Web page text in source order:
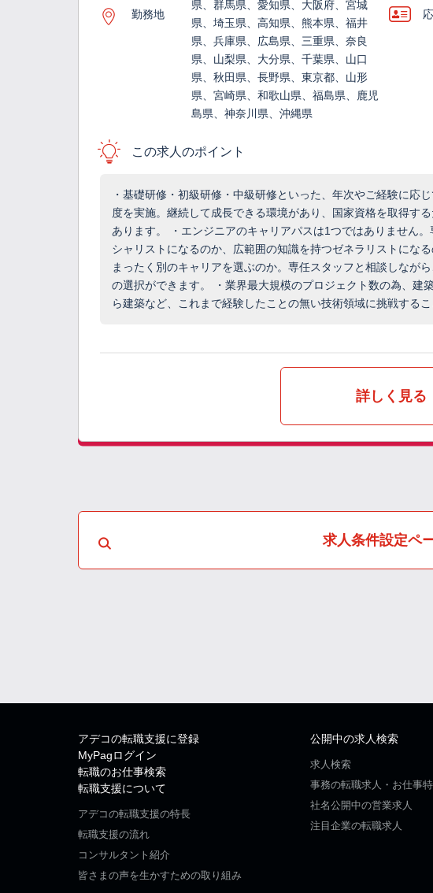
勤務地
県、群馬県、愛知県、大阪府、宮城
県、埼玉県、高知県、熊本県、福井
県、兵庫県、広島県、三重県、奈良
県、山梨県、大分県、千葉県、山口
県、秋田県、長野県、東京都、山形
県、宮崎県、和歌山県、福島県、鹿児
島県、神奈川県、沖縄県
この求人のポイント
・基礎研修・初級研修・中級研修といった、年次やご経験に応
度を実施。継続して成長できる環境があり、国家資格を取得す
あります。 ・エンジニアのキャリアパスは1つではありません
シャリストになるのか、広範囲の知識を持つゼネラリストになる
まったく別のキャリアを選ぶのか。専任スタッフと相談しなが
の選択ができます。 ・業界最大規模のプロジェクト数の為、建
ら建築など、これまで経験したことの無い技術領域に挑戦するこ
詳しく見る
求人条件設定ペ
アデコの転職支援に登録
MyPagログイン
転職のお仕事検索
転職支援について
アデコの転職支援の特長
転職支援の流れ
コンサルタント紹介
皆さまの声を生かすための取り組み
公開中の求人検索
求人検索
事務の転職求人・お仕事
社名公開中の営業求人
注目企業の転職求人